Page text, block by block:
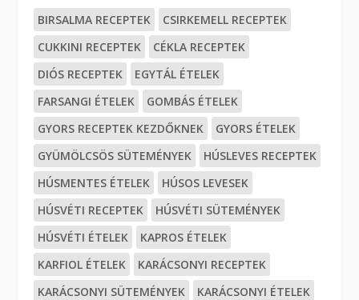
BIRSALMA RECEPTEK
CSIRKEMELL RECEPTEK
CUKKINI RECEPTEK
CÉKLA RECEPTEK
DIÓS RECEPTEK
EGYTÁL ÉTELEK
FARSANGI ÉTELEK
GOMBÁS ÉTELEK
GYORS RECEPTEK KEZDŐKNEK
GYORS ÉTELEK
GYÜMÖLCSÖS SÜTEMÉNYEK
HÚSLEVES RECEPTEK
HÚSMENTES ÉTELEK
HÚSOS LEVESEK
HÚSVÉTI RECEPTEK
HÚSVÉTI SÜTEMÉNYEK
HÚSVÉTI ÉTELEK
KAPROS ÉTELEK
KARFIOL ÉTELEK
KARÁCSONYI RECEPTEK
KARÁCSONYI SÜTEMÉNYEK
KARÁCSONYI ÉTELEK